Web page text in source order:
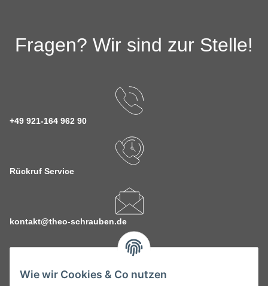
Wie wir Cookies & Co nutzen
Fragen? Wir sind zur Stelle!
+49 921-164 962 90
Rückruf Service
kontakt@theo-schrauben.de